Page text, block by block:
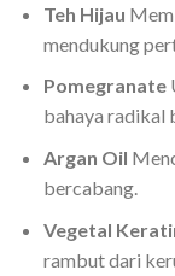
Teh Hijau
mendukung
Pomegranate
bahaya radikal
Argan Oil
bercabang.
Vegetal
rambut dari